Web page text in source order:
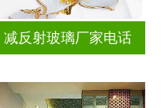
减反射玻璃厂家电话